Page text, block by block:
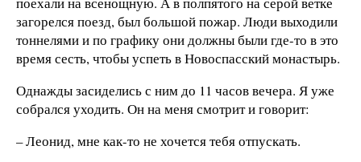
загорелся поезд, был большой пожар. Люди выходили
тоннелями и по графику они должны были где-то в это
время сесть, чтобы успеть в Новоспасский монастырь.
Однажды засиделись с ним до 11 часов вечера. Я уже
собрался уходить. Он на меня смотрит и говорит:
– Леонид, мне как-то не хочется тебя отпускать.